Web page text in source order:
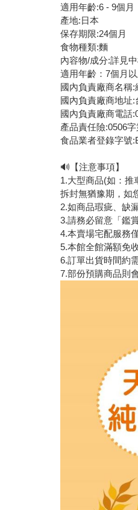
適用年齡:6 - 9個月
產地:日本
保存期限:24個月
食物種類:麵
內容物/成分:詳見
適用年齡：7個月
國內負責廠商名稱
國內負責廠商地址
國內負責廠商電話
產品責任險:0506
食品業者登錄字號
🔊【注意事項】
1.大型商品(如：推
拆封無猶豫期，如
2.如商品瑕疵、缺
3.請務必留意「鑑
4.本賣場宅配服務
5.本館全館滿額免
6.訂單出貨時間約
7.部份預購商品則